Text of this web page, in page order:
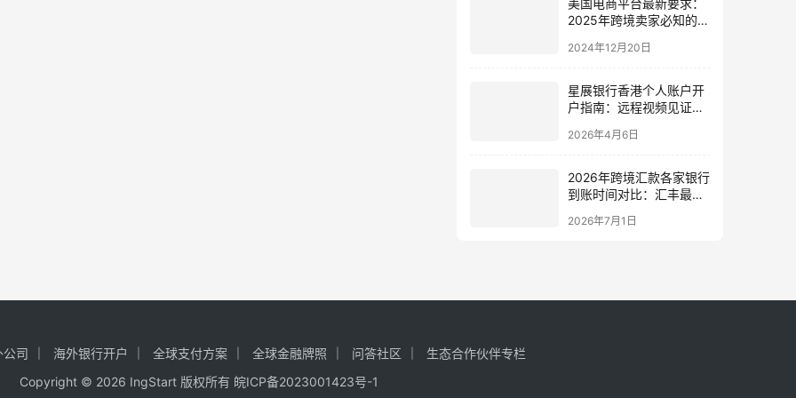
美国电商平台最新要求：
2025年跨境卖家必知的美
2024年12月20日
星展银行香港个人账户开
户指南：远程视频见证开
户免赴港
2026年4月6日
2026年跨境汇款各家银行
到账时间对比：汇丰最
日？
2026年7月1日
公司 海外银行开户 全球支付方案 全球金融牌照 问答社区
生态合作伙伴专栏
Copyright © 2026 IngStart 版权所有 皖ICP备2023001423号-1